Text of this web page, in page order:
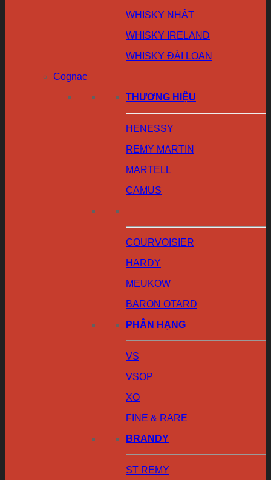
WHISKY NHẬT
WHISKY IRELAND
WHISKY ĐÀI LOAN
Cognac
THƯƠNG HIỆU
HENESSY
REMY MARTIN
MARTELL
CAMUS
COURVOISIER
HARDY
MEUKOW
BARON OTARD
PHÂN HẠNG
VS
VSOP
XO
FINE & RARE
BRANDY
ST REMY